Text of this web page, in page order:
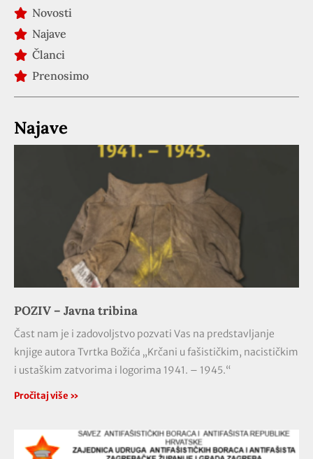
Novosti
Najave
Članci
Prenosimo
Najave
POZIV – Javna tribina
Čast nam je i zadovoljstvo pozvati Vas na predstavljanje
knjige autora Tvrtka Božića „Krčani u fašističkim, nacističkim
i ustaškim zatvorima i logorima 1941. – 1945.“
Pročitaj više »